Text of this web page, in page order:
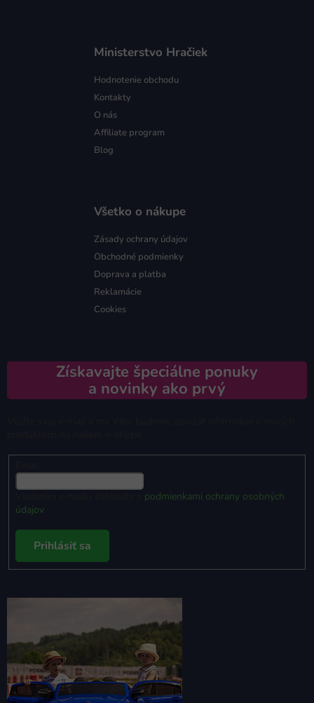
Ministerstvo Hračiek
Hodnotenie obchodu
Kontakty
O nás
Affiliate program
Blog
Všetko o nákupe
Zásady ochrany údajov
Obchodné podmienky
Doprava a platba
Reklamácie
Cookies
Získavajte špeciálne ponuky
a novinky ako prvý
podmienkami ochrany osobných
údajov
Prihlásiť sa